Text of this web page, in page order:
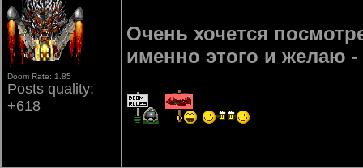
Doom Rate: 1.85
Posts quality:
+618
Очень хочется
именно этого и желаю